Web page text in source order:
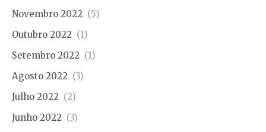
Novembro 2022 (5)
Outubro 2022 (1)
Setembro 2022 (1)
Agosto 2022 (3)
Julho 2022 (2)
Junho 2022 (3)